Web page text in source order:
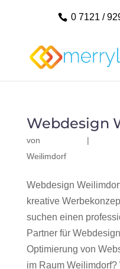
0 7121 /
Webdesign
von |
Weilimdorf
Webdesign
kreative
suchen einen
Partner für
Optimierung von
im Raum Weilimdorf?